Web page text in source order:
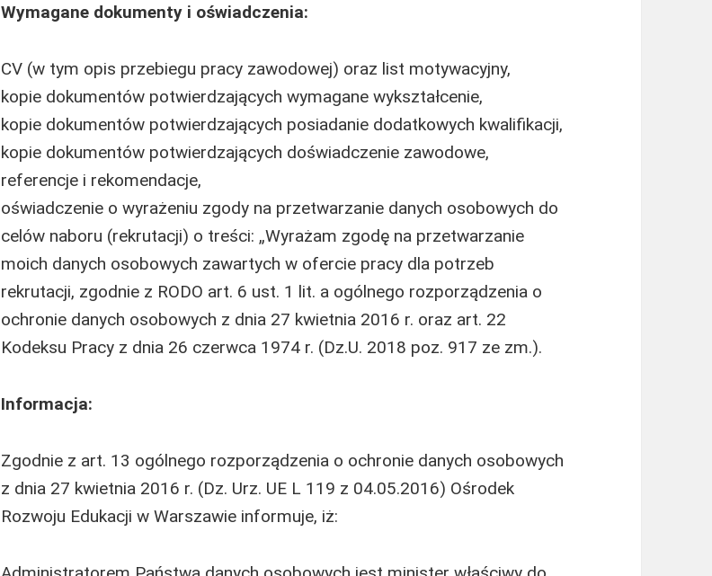
Wymagane dokumenty i oświadczenia:
CV (w tym opis przebiegu pracy zawodowej) oraz list motywacyjny,
kopie dokumentów potwierdzających wymagane wykształcenie,
kopie dokumentów potwierdzających posiadanie dodatkowych kwalifikacji,
kopie dokumentów potwierdzających doświadczenie zawodowe,
referencje i rekomendacje,
oświadczenie o wyrażeniu zgody na przetwarzanie danych osobowych do
celów naboru (rekrutacji) o treści: „Wyrażam zgodę na przetwarzanie
moich danych osobowych zawartych w ofercie pracy dla potrzeb
rekrutacji, zgodnie z RODO art. 6 ust. 1 lit. a ogólnego rozporządzenia o
ochronie danych osobowych z dnia 27 kwietnia 2016 r. oraz art. 22
Kodeksu Pracy z dnia 26 czerwca 1974 r. (Dz.U. 2018 poz. 917 ze zm.).
Informacja:
Zgodnie z art. 13 ogólnego rozporządzenia o ochronie danych osobowych
z dnia 27 kwietnia 2016 r. (Dz. Urz. UE L 119 z 04.05.2016) Ośrodek
Rozwoju Edukacji w Warszawie informuje, iż: